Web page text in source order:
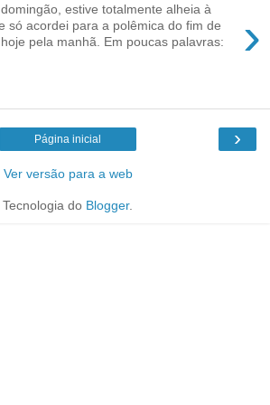
›
estive totalmente alheia à
só acordei para a polêmica do fim de
pela manhã. Em poucas palavras:
›
Página inicial
Ver versão para a web
Tecnologia do Blogger.